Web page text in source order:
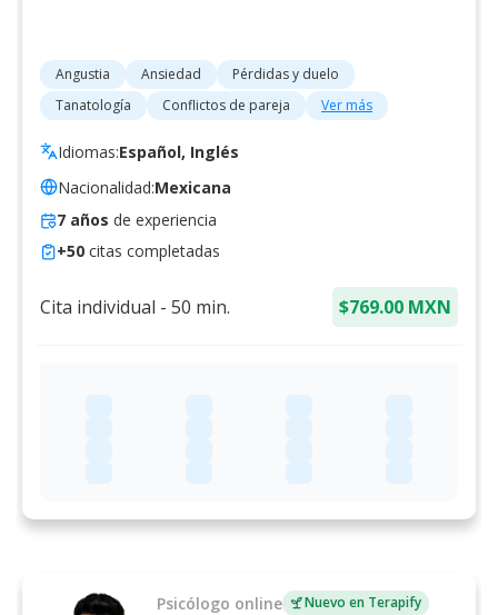
Angustia Ansiedad
Pérdidas y duelo
Tanatología
Conflictos de pareja Ver más
Idiomas:Español, Inglés
Nacionalidad:Mexicana
7 años de experiencia
+50 citas completadas
Cita individual - 50 min. $769.00 MXN
Psicólogo online Nuevo en Terapify